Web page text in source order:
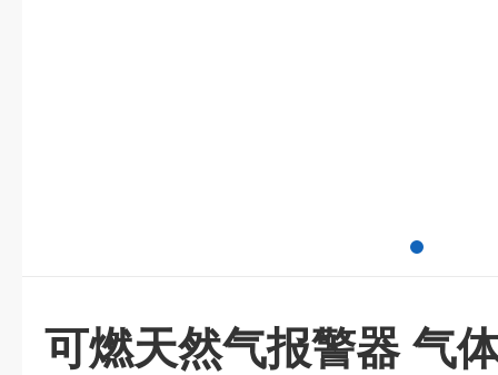
可燃天然气报警器 气